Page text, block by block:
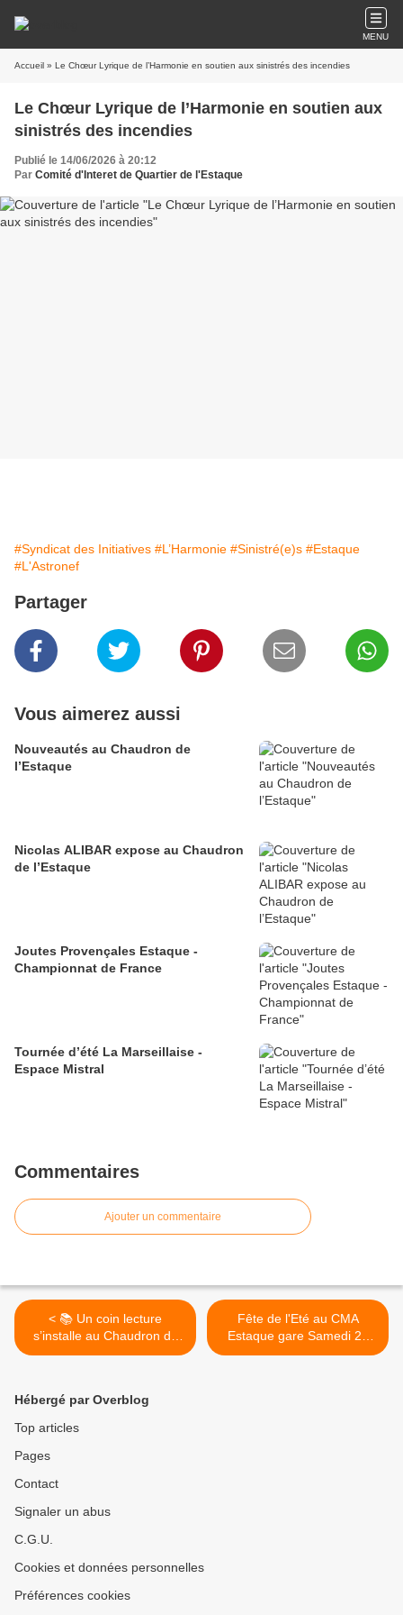
MENU
Accueil » Le Chœur Lyrique de l’Harmonie en soutien aux sinistrés des incendies
Le Chœur Lyrique de l’Harmonie en soutien aux
sinistrés des incendies
Publié le 14/06/2026 à 20:12
Par Comité d'Interet de Quartier de l'Estaque
#Syndicat des Initiatives #L’Harmonie #Sinistré(e)s #Estaque
#L'Astronef
Partager
Vous aimerez aussi
Nouveautés au Chaudron de
l’Estaque
Nicolas ALIBAR expose au Chaudron
de l’Estaque
Joutes Provençales Estaque -
Championnat de France
Tournée d’été La Marseillaise -
Espace Mistral
Commentaires
Ajouter un commentaire
< 📚 Un coin lecture
s’installe au Chaudron de
l’Estaque
Fête de l'Eté au CMA
Estaque gare Samedi 20
juin 2026 >
Hébergé par Overblog
Top articles
Pages
Contact
Signaler un abus
C.G.U.
Cookies et données personnelles
Préférences cookies